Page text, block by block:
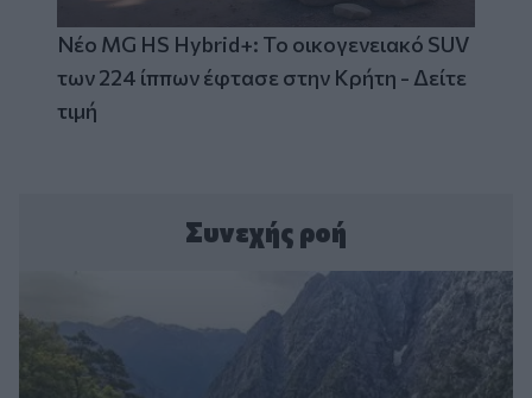
Νέο MG HS Hybrid+: Το οικογενειακό SUV
των 224 ίππων έφτασε στην Κρήτη - Δείτε
τιμή
Συνεχής ροή